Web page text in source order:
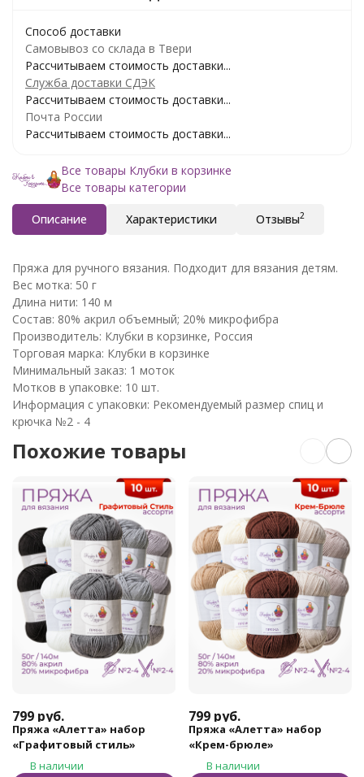
Способ доставки
Самовывоз со склада в Твери
Рассчитываем стоимость доставки...
Служба доставки СДЭК
Рассчитываем стоимость доставки...
Почта России
Рассчитываем стоимость доставки...
Все товары Клубки в корзинке
Все товары категории
Описание Характеристики Отзывы2
Пряжа для ручного вязания. Подходит для вязания детям.
Вес мотка: 50 г
Длина нити: 140 м
Состав: 80% акрил объемный; 20% микрофибра
Производитель: Клубки в корзинке, Россия
Торговая марка: Клубки в корзинке
Минимальный заказ: 1 моток
Мотков в упаковке: 10 шт.
Информация с упаковки: Рекомендуемый размер спиц и
крючка №2 - 4
Похожие товары
799 руб.
Пряжа «Алетта» набор
«Графитовый стиль»
В наличии
799 руб.
Пряжа «Алетта» набор
«Крем-брюле»
В наличии